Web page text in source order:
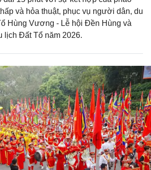
và hỏa thuật, phục vụ người dân, du
Hùng Vương - Lễ hội Đền Hùng và
lịch Đất Tổ năm 2026.